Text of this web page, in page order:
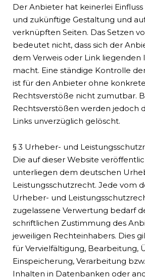
Der Anbieter hat keinerlei
und zukünftige Gestaltung und
verknüpften Seiten. Das Setzen
bedeutet nicht, dass sich der
dem Verweis oder Link liegenden
macht. Eine ständige Kontrolle
ist für den Anbieter ohne
Rechtsverstöße nicht zumutbar.
Rechtsverstößen werden jedoch
Links unverzüglich gelöscht.
§ 3 Urheber- und
Die auf dieser Website
unterliegen dem deutschen
Leistungsschutzrecht. Jede vom
Urheber- und
zugelassene Verwertung bedarf
schriftlichen Zustimmung des
jeweiligen Rechteinhabers. Dies
für Vervielfältigung, Bearbeitung,
Einspeicherung, Verarbeitung
Inhalten in Datenbanken oder